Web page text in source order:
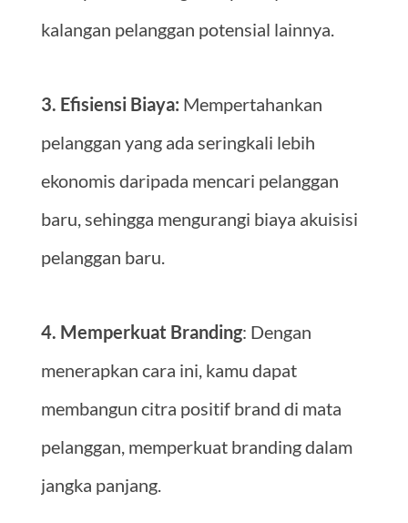
kalangan pelanggan potensial lainnya.
3. Efisiensi Biaya: Mempertahankan
pelanggan yang ada seringkali lebih
ekonomis daripada mencari pelanggan
baru, sehingga mengurangi biaya akuisisi
pelanggan baru.
4. Memperkuat Branding: Dengan
menerapkan cara ini, kamu dapat
membangun citra positif brand di mata
pelanggan, memperkuat branding dalam
jangka panjang.